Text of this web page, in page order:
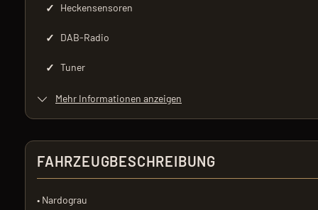
✓ Heckensensoren
✓ DAB-Radio
✓ Tuner
Mehr Informationen anzeigen
FAHRZEUGBESCHREIBUNG
• Nardograu